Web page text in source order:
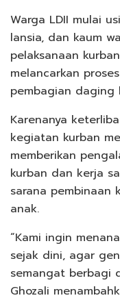
Warga LDII mulai
lansia, dan kaum
pelaksanaan
melancarkan
pembagian daging
Karenanya
kegiatan kurban
memberikan
kurban dan kerja
sarana pembinaan
anak.
“Kami ingin
sejak dini, agar
semangat berbagi
Ghozali